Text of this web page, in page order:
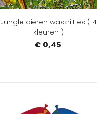
Jungle dieren waskrijtjes ( 4
kleuren )
€ 0,45